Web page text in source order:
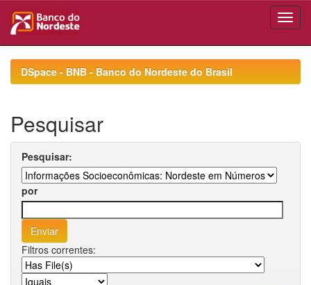
navigationDSpace - BNB - Banco do Nordeste do Brasil
Pesquisar
Pesquisar:
por
Filtros correntes: